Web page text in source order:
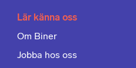
Lär känna oss
Om Biner
Jobba hos oss